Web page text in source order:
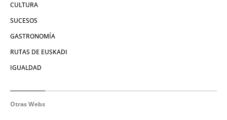
CULTURA
SUCESOS
GASTRONOMÍA
RUTAS DE EUSKADI
IGUALDAD
Otras Webs